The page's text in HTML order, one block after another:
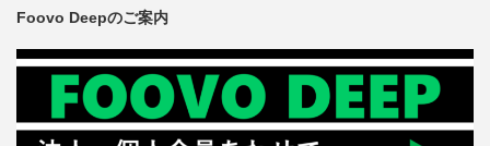
Foovo Deepのご案内